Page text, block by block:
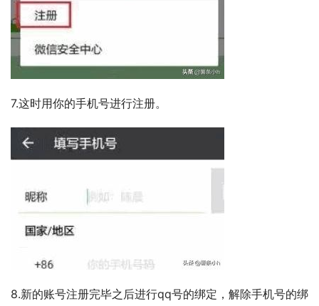
7.这时用你的手机号进行注册。
8.新的账号注册完毕之后进行qq号的绑定，解除手机号的绑